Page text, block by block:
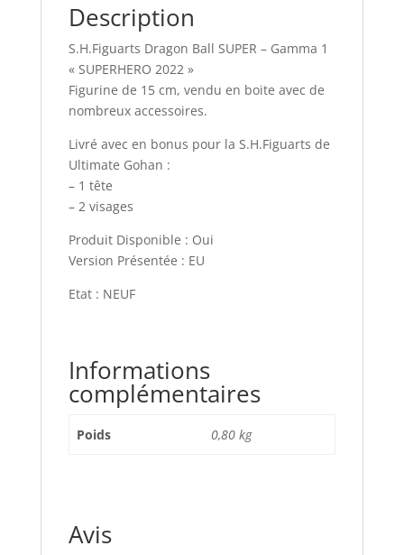
Description
S.H.Figuarts Dragon Ball SUPER – Gamma 1
« SUPERHERO 2022 »
Figurine de 15 cm, vendu en boite avec de
nombreux accessoires.
Livré avec en bonus pour la S.H.Figuarts de
Ultimate Gohan :
– 1 tête
– 2 visages
Produit Disponible : Oui
Version Présentée : EU
Etat : NEUF
Informations
complémentaires
Poids 0,80 kg
Avis